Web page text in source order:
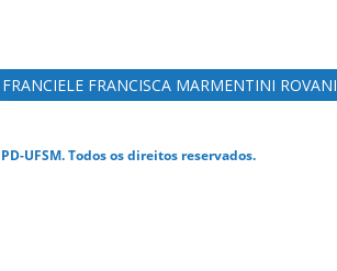
FRANCIELE FRANCISCA MARMENTINI ROVANI
UFSM. Todos os direitos reservados.